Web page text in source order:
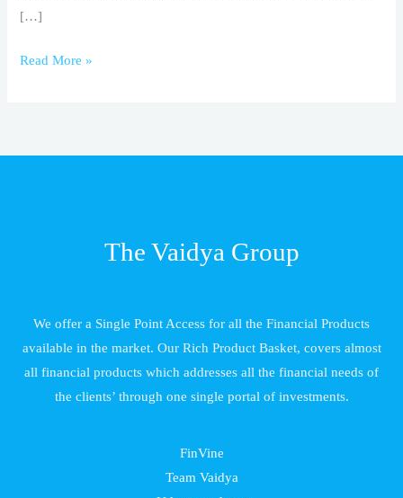
[…]
Read More »
The Vaidya Group
We offer a Single Point Access for all the Financial Products
available in the market. Our Rich Product Basket, covers almost
all financial products which addresses all the financial needs of
the clients’ through one single portal of investments.
FinVine
Team Vaidya